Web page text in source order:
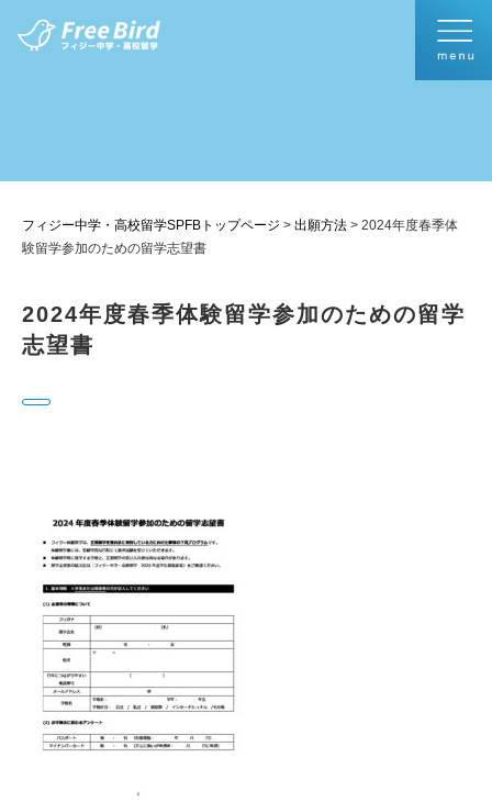
フィジー中学・高校留学SPFBトップページ > 出願方法 > 2024年度春季体
験留学参加のための留学志望書
2024年度春季体験留学参加のための留学
志望書